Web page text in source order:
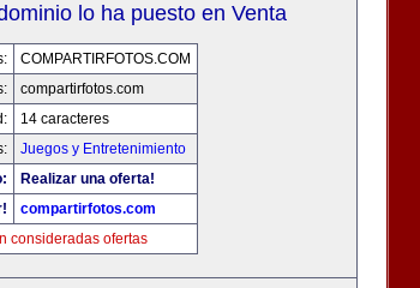
lo ha puesto en Venta
COMPARTIRFOTOS.COM
compartirfotos.com
14 caracteres
Juegos y Entretenimiento
Realizar una oferta!
compartirfotos.com
consideradas ofertas